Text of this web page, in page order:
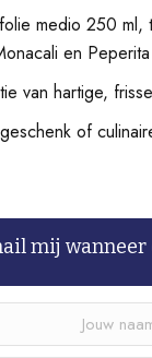
medio 250 ml,
en
van hartige,
of
mij wanneer